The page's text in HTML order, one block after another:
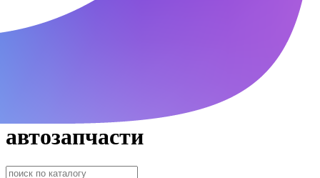
автозапчасти